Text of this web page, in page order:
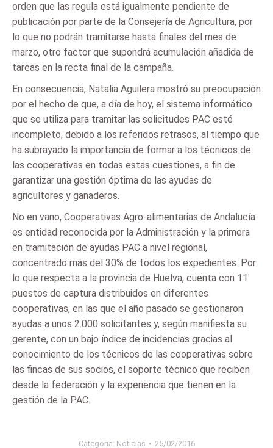
orden que las regula está igualmente pendiente de
publicación por parte de la Consejería de Agricultura, por
lo que no podrán tramitarse hasta finales del mes de
marzo, otro factor que supondrá acumulación añadida de
tareas en la recta final de la campaña.
En consecuencia, Natalia Aguilera mostró su preocupación
por el hecho de que, a día de hoy, el sistema informático
que se utiliza para tramitar las solicitudes PAC esté
incompleto, debido a los referidos retrasos, al tiempo que
ha subrayado la importancia de formar a los técnicos de
las cooperativas en todas estas cuestiones, a fin de
garantizar una gestión óptima de las ayudas de
agricultores y ganaderos.
No en vano, Cooperativas Agro-alimentarias de Andalucía
es entidad reconocida por la Administración y la primera
en tramitación de ayudas PAC a nivel regional,
concentrado más del 30% de todos los expedientes. Por
lo que respecta a la provincia de Huelva, cuenta con 11
puestos de captura distribuidos en diferentes
cooperativas, en las que el año pasado se gestionaron
ayudas a unos 2.000 solicitantes y, según manifiesta su
gerente, con un bajo índice de incidencias gracias al
conocimiento de los técnicos de las cooperativas sobre
las fincas de sus socios, el soporte técnico que reciben
desde la federación y la experiencia que tienen en la
gestión de la PAC.
Categoria: Noticias 25/02/2016